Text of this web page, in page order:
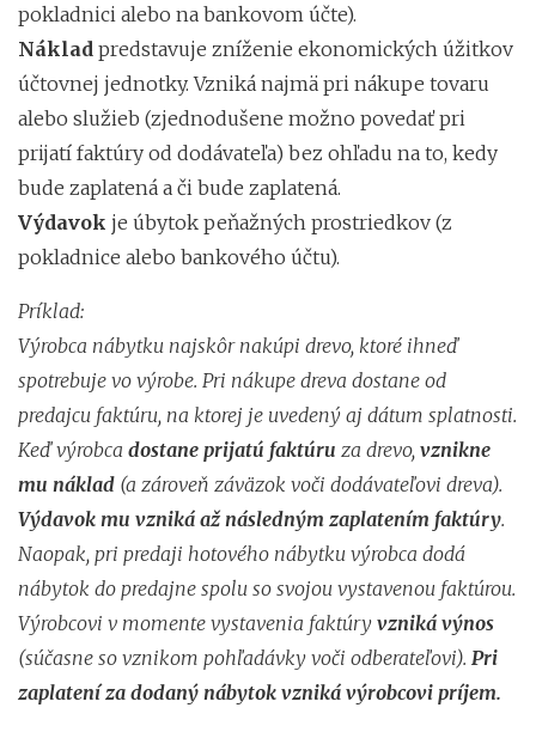
pokladnici alebo na bankovom účte).
Náklad predstavuje zníženie ekonomických úžitkov
účtovnej jednotky. Vzniká najmä pri nákupe tovaru
alebo služieb (zjednodušene možno povedať pri
prijatí faktúry od dodávateľa) bez ohľadu na to, kedy
bude zaplatená a či bude zaplatená.
Výdavok je úbytok peňažných prostriedkov (z
pokladnice alebo bankového účtu).
Príklad:
Výrobca nábytku najskôr nakúpi drevo, ktoré ihneď
spotrebuje vo výrobe. Pri nákupe dreva dostane od
predajcu faktúru, na ktorej je uvedený aj dátum splatnosti.
Keď výrobca dostane prijatú faktúru za drevo, vznikne
mu náklad (a zároveň záväzok voči dodávateľovi dreva).
Výdavok mu vzniká až následným zaplatením faktúry.
Naopak, pri predaji hotového nábytku výrobca dodá
nábytok do predajne spolu so svojou vystavenou faktúrou.
Výrobcovi v momente vystavenia faktúry vzniká výnos
(súčasne so vznikom pohľadávky voči odberateľovi). Pri
zaplatení za dodaný nábytok vzniká výrobcovi príjem.